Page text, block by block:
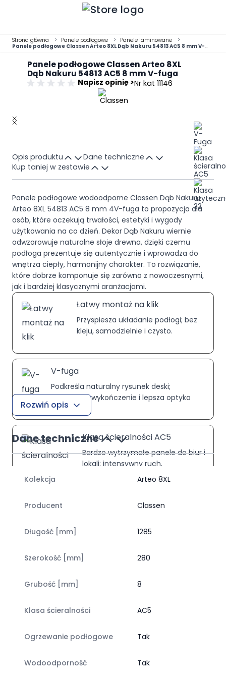
Strona główna > Panele podłogowe > Panele laminowane
>
Panele podłogowe Classen Arteo 8XL Dąb Nakuru 54813 AC5 8 mm V-
Panele podłogowe Classen Arteo 8XL
Dąb Nakuru 54813 AC5 8 mm V-fuga
Napisz opinię >Nr kat 11146
Main image
Click to view image in fullscreen
Opis produktu
Dane techniczne
Kup taniej w zestawie
Panele podłogowe wodoodporne Classen Dąb Nakuru
Arteo 8XL 54813 AC5 8 mm 4V-fuga to propozycja dla
osób, które oczekują trwałości, estetyki i wygody
użytkowania na co dzień. Dekor Dąb Nakuru wiernie
odwzorowuje naturalne słoje drewna, dzięki czemu
podłoga prezentuje się autentycznie i wprowadza do
wnętrza ciepły, harmonijny charakter. To rozwiązanie,
które dobrze komponuje się zarówno z nowoczesnymi,
jak i bardziej klasycznymi aranżacjami.
Łatwy montaż na klik
Przyspiesza układanie podłogi; bez
kleju, samodzielnie i czysto.
V-fuga
Podkreśla naturalny rysunek deski;
eleganckie wykończenie i lepsza optyka
podłogi.
Klasa ścieralności AC5
Bardzo wytrzymałe panele do biur i
lokali; intensywny ruch.
Ogrzewanie podłogowe
przyjemne w dotyku; komfort
Classen Dąb Nakuru Arteo 8XL 54813
który podkreśla przestronność pomieszczenia i nadaje
128,5 cm, co pozwala uzyskać efekt zbliżony do
porządkuje całą powierzchnię i dodaje jej wyrazistości.
intensywnym użytkowaniu. Klasa ścieralności AC5 oraz
Rozwiń opis
Dane techniczne
Kolekcja Arteo 8XL
Producent Classen
Długość [mm] 1285
Szerokość [mm] 280
Grubość [mm] 8
Klasa ścieralności AC5
Ogrzewanie podłogowe Tak
Wodoodporność Tak